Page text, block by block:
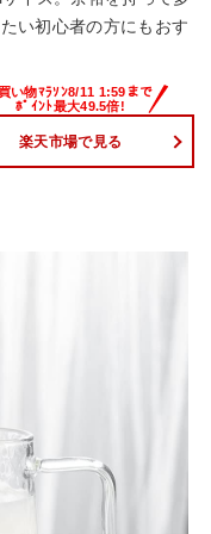
い初心者の方にもおす
楽天市場で見る